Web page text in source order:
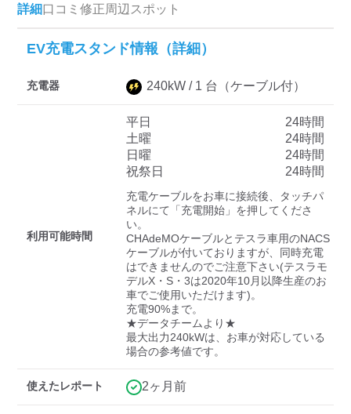
認証システム
三菱ディーラーを表示
日産ディーラーを表示
充電器の出力
中速-20kW-以上 急速-44kW-以上
詳細口コミ 修正周辺スポット
EV充電スタンド情報（詳細）
充電器 240kW / 1 台 （ケーブル付）
利用可能時間
平日
24時間
土曜
24時間
日曜
24時間
祝祭日
24時間
充電ケーブルをお車に接続後、タッチパ
ネルにて「充電開始」を押してくださ
い。
CHAdeMOケーブルとテスラ車用のNACS
ケーブルが付いておりますが、同時充電
はできませんのでご注意下さい(テスラモ
デルX・S・3は2020年10月以降生産のお
車でご使用いただけます)。
充電90%まで。
★データチームより★
最大出力240kWは、お車が対応している
場合の参考値です。
使えたレポート 2ヶ月前